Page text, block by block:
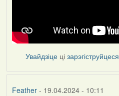
Увайдзіце цізарэгіструйцеся
Feather- 19.04.2024 - 10:11